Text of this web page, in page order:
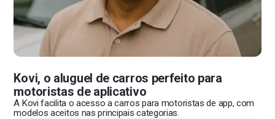
Kovi, o aluguel de carros perfeito para
motoristas de aplicativo
A Kovi facilita o acesso a carros para motoristas de app, com
modelos aceitos nas principais categorias.